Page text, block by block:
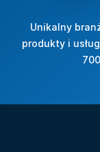
Unikalny
produkty i